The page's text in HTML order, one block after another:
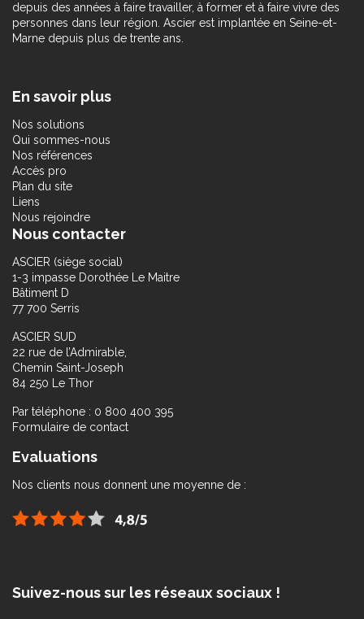
depuis des années à faire travailler, à former et à faire vivre des
personnes dans leur région. Ascier est implantée en Seine-et-
Marne depuis plus de trente ans.
En savoir plus
Nos solutions
Qui sommes-nous
Nos références
Accès pro
Plan du site
Liens
Nous rejoindre
Nous contacter
ASCIER (siège social)
1-3 impasse Dorothée Le Maitre
Bâtiment D
77 700 Serris
ASCIER SUD
22 rue de l’Admirable,
Chemin Saint-Joseph
84 250 Le Thor
Par téléphone : 0 800 400 395
Formulaire de contact
Evaluations
Nos clients nous donnent une moyenne de :
Suivez-nous sur les réseaux sociaux !